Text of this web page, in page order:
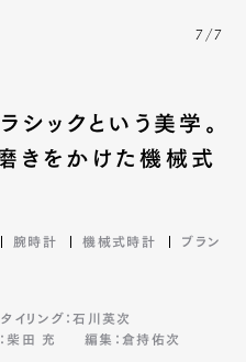
7/7
シックという美学。
きをかけた機械式
腕時計 機械式時計
ブラン
タイリング：石川英次
柴田 充 編集：倉持佑次